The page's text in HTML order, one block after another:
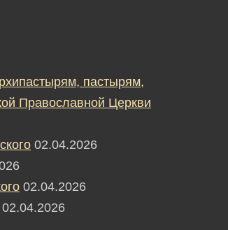
пастырям,
Православной Церкви
02.04.2026
02.04.2026
02.04.2026